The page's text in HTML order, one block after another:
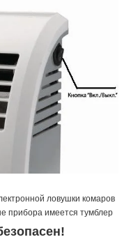
ловушки комаров
прибора имеется тумблер